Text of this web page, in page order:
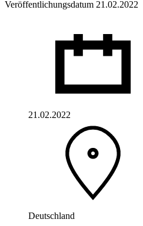
Veröffentlichungsdatum 21.02.2022
21.02.2022
Deutschland